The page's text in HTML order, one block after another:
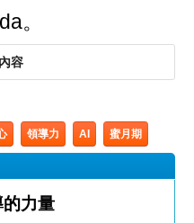
。
容
領導力 AI 蜜月期
的力量